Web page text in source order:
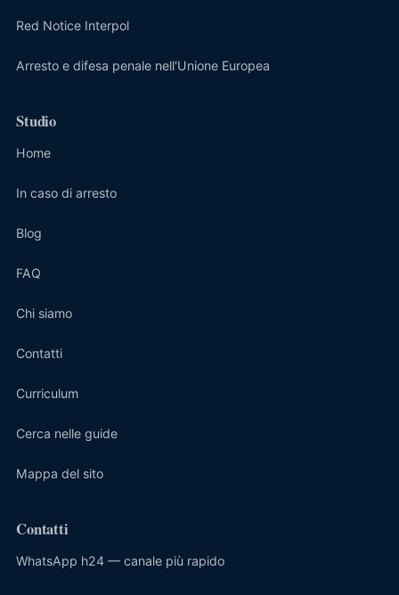
Red Notice Interpol
Arresto e difesa penale nell'Unione Europea
Studio
Home
In caso di arresto
Blog
FAQ
Chi siamo
Contatti
Curriculum
Cerca nelle guide
Mappa del sito
Contatti
WhatsApp h24 — canale più rapido